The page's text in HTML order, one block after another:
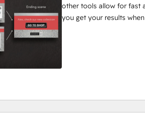
other tools allow for fast
you get your results